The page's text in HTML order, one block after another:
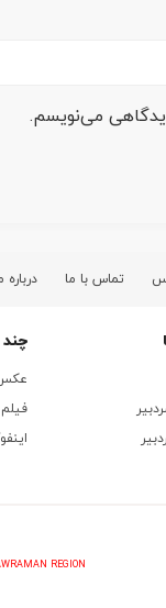
می‌نویسم.
تماس با ما درباره
چند
فیلم
REGION